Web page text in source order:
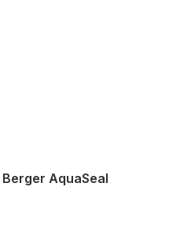
AquaSeal